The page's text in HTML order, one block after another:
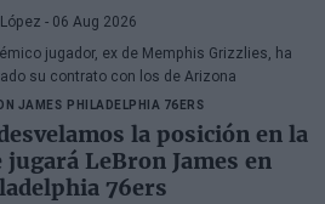
- 06 Aug 2026
jugador, ex de Memphis Grizzlies, ha
su contrato con los de Arizona
JAMES PHILADELPHIA 76ERS
la posición en la
jugará LeBron James en
76ers